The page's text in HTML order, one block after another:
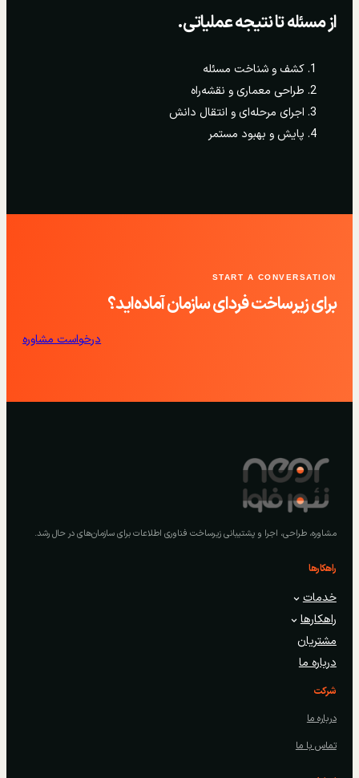
از مسئله تا نتیجه عملیاتی.
کشف و شناخت مسئله
طراحی معماری و نقشه‌راه
اجرای مرحله‌ای و انتقال دانش
پایش و بهبود مستمر
START A CONVERSATION
برای زیرساخت فردای سازمان آماده‌اید؟
درخواست مشاوره
مشاوره، طراحی، اجرا و پشتیبانی زیرساخت فناوری اطلاعات برای سازمان‌های در حال رشد.
راهکارها
خدمات
راهکارها
مشتریان
درباره ما
شرکت
درباره ما
تماس با ما